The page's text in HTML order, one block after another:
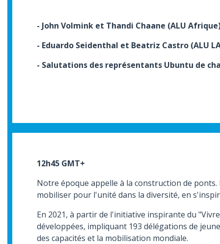
- John Volmink et Thandi Chaane (ALU
- Eduardo Seidenthal et Beatriz Castro (ALU
- Salutations des représentants Ubuntu de
12h45 GMT+
Notre époque appelle à la construction de
mobiliser pour l'unité dans la diversité, en
En 2021, à partir de l'initiative inspirante du
développées, impliquant 193 délégations de
des capacités et la mobilisation mondiale.